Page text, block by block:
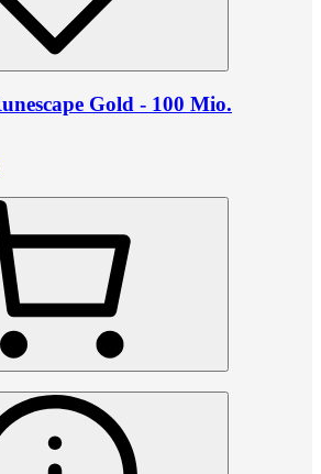
Gold - 100 Mio.